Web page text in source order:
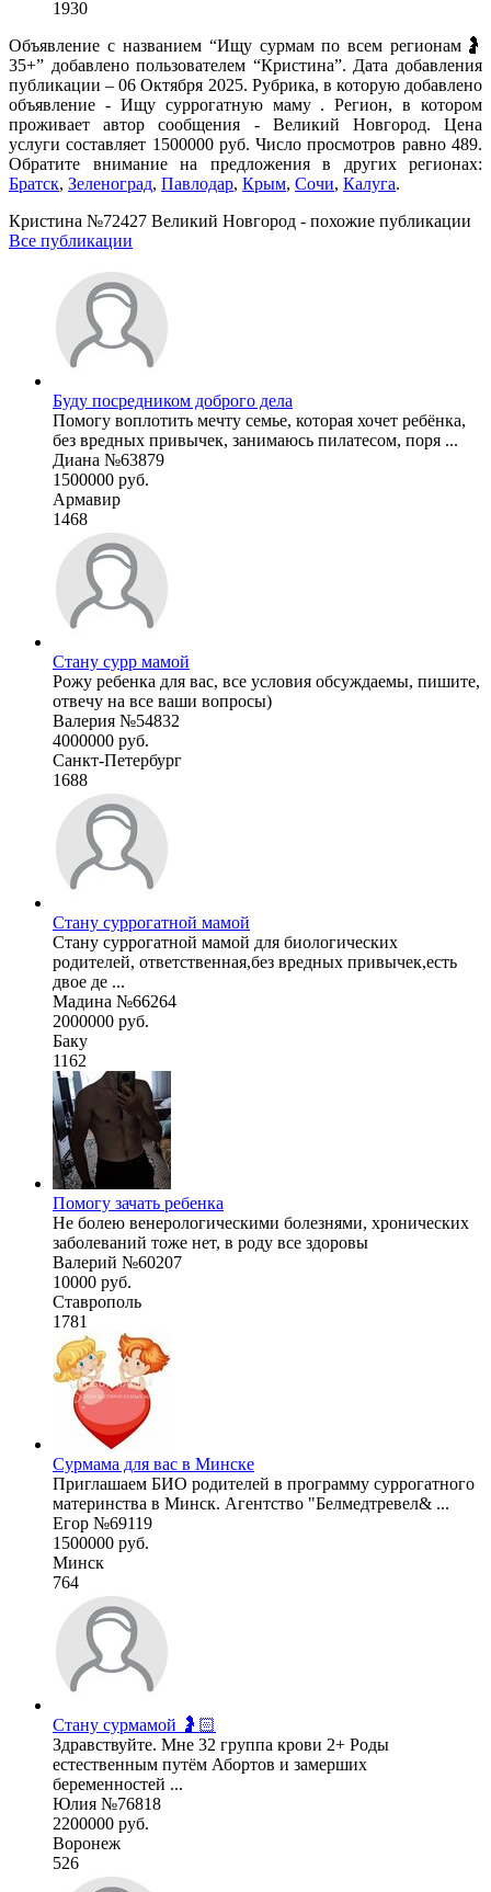
1930
Объявление с названием “Ищу сурмам по всем регионам🤰
35+” добавлено пользователем “Кристина”. Дата добавления
публикации – 06 Октября 2025. Рубрика, в которую добавлено
объявление - Ищу суррогатную маму . Регион, в котором
проживает автор сообщения - Великий Новгород. Цена
услуги составляет 1500000 руб. Число просмотров равно 489.
Обратите внимание на предложения в других регионах:
Братск, Зеленоград, Павлодар, Крым, Сочи, Калуга.
Кристина №72427 Великий Новгород - похожие публикации
Все публикации
Буду посредником доброго дела
Помогу воплотить мечту семье, которая хочет ребёнка,
без вредных привычек, занимаюсь пилатесом, поря ...
Диана №63879
1500000 руб.
Армавир
1468
Стану сурр мамой
Рожу ребенка для вас, все условия обсуждаемы, пишите,
отвечу на все ваши вопросы)
Валерия №54832
4000000 руб.
Санкт-Петербург
1688
Стану суррогатной мамой
Стану суррогатной мамой для биологических
родителей, ответственная,без вредных привычек,есть
двое де ...
Мадина №66264
2000000 руб.
Баку
1162
Помогу зачать ребенка
Не болею венерологическими болезнями, хронических
заболеваний тоже нет, в роду все здоровы
Валерий №60207
10000 руб.
Ставрополь
1781
Сурмама для вас в Минске
Приглашаем БИО родителей в программу суррогатного
материнства в Минск. Агентство "Белмедтревел& ...
Егор №69119
1500000 руб.
Минск
764
Стану сурмамой 🤰🏻
Здравствуйте. Мне 32 группа крови 2+ Роды
естественным путём Абортов и замерших
беременностей ...
Юлия №76818
2200000 руб.
Воронеж
526